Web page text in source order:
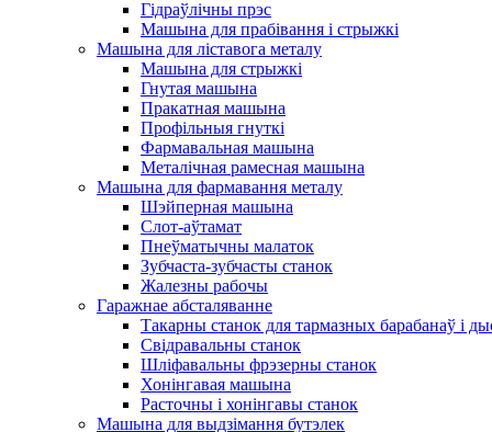
Гідраўлічны прэс
Машына для прабівання і стрыжкі
Машына для ліставога металу
Машына для стрыжкі
Гнутая машына
Пракатная машына
Профільныя гнуткі
Фармавальная машына
Металічная рамесная машына
Машына для фармавання металу
Шэйперная машына
Слот-аўтамат
Пнеўматычны малаток
Зубчаста-зубчасты станок
Жалезны рабочы
Гаражнае абсталяванне
Такарны станок для тармазных барабанаў і
Свідравальны станок
Шліфавальны фрэзерны станок
Хонінгавая машына
Расточны і хонінгавы станок
Машына для выдзімання бутэлек